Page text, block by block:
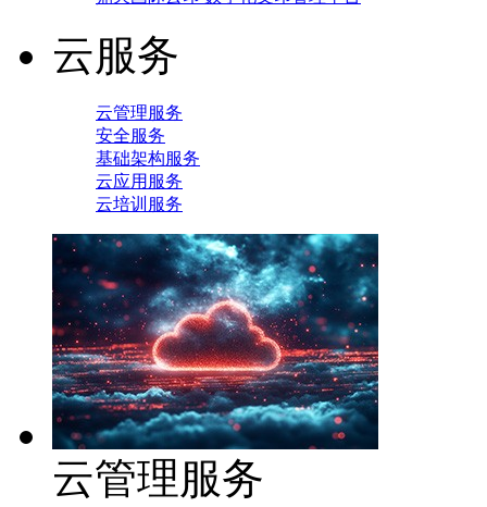
云服务
云管理服务
安全服务
基础架构服务
云应用服务
云培训服务
云管理服务